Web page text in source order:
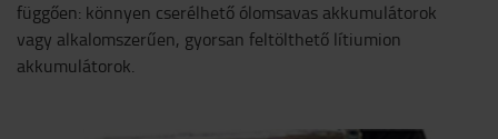
függően: könnyen cserélhető ólomsavas akkumulátorok
vagy alkalomszerűen, gyorsan feltölthető lítiumion
akkumulátorok.